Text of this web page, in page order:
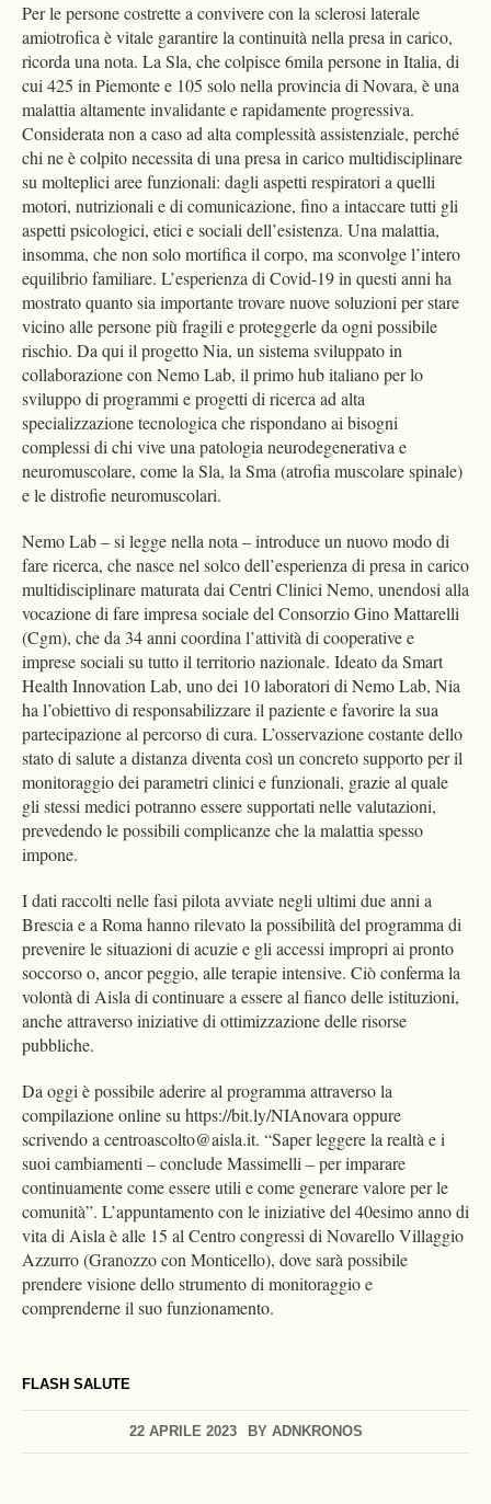
FLASH SALUTE
22 APRILE 2023 BY ADNKRONOS
Per le persone costrette a convivere con la sclerosi laterale
amiotrofica è vitale garantire la continuità nella presa in carico,
ricorda una nota. La Sla, che colpisce 6mila persone in Italia, di
cui 425 in Piemonte e 105 solo nella provincia di Novara, è una
malattia altamente invalidante e rapidamente progressiva.
Considerata non a caso ad alta complessità assistenziale, perché
chi ne è colpito necessita di una presa in carico multidisciplinare
su molteplici aree funzionali: dagli aspetti respiratori a quelli
motori, nutrizionali e di comunicazione, fino a intaccare tutti gli
aspetti psicologici, etici e sociali dell’esistenza. Una malattia,
insomma, che non solo mortifica il corpo, ma sconvolge l’intero
equilibrio familiare. L’esperienza di Covid-19 in questi anni ha
mostrato quanto sia importante trovare nuove soluzioni per stare
vicino alle persone più fragili e proteggerle da ogni possibile
rischio. Da qui il progetto Nia, un sistema sviluppato in
collaborazione con Nemo Lab, il primo hub italiano per lo
sviluppo di programmi e progetti di ricerca ad alta
specializzazione tecnologica che rispondano ai bisogni
complessi di chi vive una patologia neurodegenerativa e
neuromuscolare, come la Sla, la Sma (atrofia muscolare spinale)
e le distrofie neuromuscolari.
Nemo Lab – si legge nella nota – introduce un nuovo modo di
fare ricerca, che nasce nel solco dell’esperienza di presa in carico
multidisciplinare maturata dai Centri Clinici Nemo, unendosi alla
vocazione di fare impresa sociale del Consorzio Gino Mattarelli
(Cgm), che da 34 anni coordina l’attività di cooperative e
imprese sociali su tutto il territorio nazionale. Ideato da Smart
Health Innovation Lab, uno dei 10 laboratori di Nemo Lab, Nia
ha l’obiettivo di responsabilizzare il paziente e favorire la sua
partecipazione al percorso di cura. L’osservazione costante dello
stato di salute a distanza diventa così un concreto supporto per il
monitoraggio dei parametri clinici e funzionali, grazie al quale
gli stessi medici potranno essere supportati nelle valutazioni,
prevedendo le possibili complicanze che la malattia spesso
impone.
I dati raccolti nelle fasi pilota avviate negli ultimi due anni a
Brescia e a Roma hanno rilevato la possibilità del programma di
prevenire le situazioni di acuzie e gli accessi impropri ai pronto
soccorso o, ancor peggio, alle terapie intensive. Ciò conferma la
volontà di Aisla di continuare a essere al fianco delle istituzioni,
anche attraverso iniziative di ottimizzazione delle risorse
pubbliche.
Da oggi è possibile aderire al programma attraverso la
compilazione online su https://bit.ly/NIAnovara oppure
scrivendo a centroascolto@aisla.it. “Saper leggere la realtà e i
suoi cambiamenti – conclude Massimelli – per imparare
continuamente come essere utili e come generare valore per le
comunità”. L’appuntamento con le iniziative del 40esimo anno di
vita di Aisla è alle 15 al Centro congressi di Novarello Villaggio
Azzurro (Granozzo con Monticello), dove sarà possibile
prendere visione dello strumento di monitoraggio e
comprenderne il suo funzionamento.